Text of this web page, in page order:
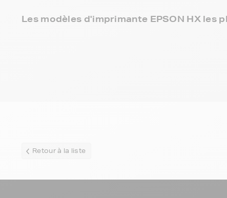
Les modèles d'imprimante EPSON HX les
Retour à la liste